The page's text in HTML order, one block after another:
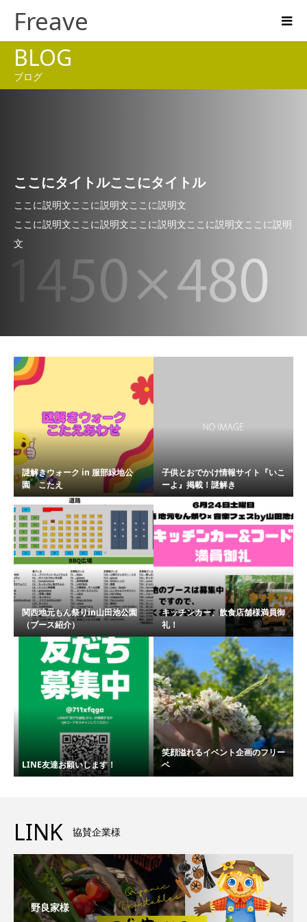
Freave
BLOG
ブログ
ここにタイトルここにタイトル
ここに説明文ここに説明文ここに説明文
ここに説明文ここに説明文ここに説明文ここに説明文ここに説明
文
謎解きウォーク in 服部緑地公
園 こたえ
子供とおでかけ情報サイト『いこ
ーよ』掲載！謎解き
関西地元もん祭りin山田池公園
（ブース紹介）
キッチンカー、飲食店舗様満員御
礼！
LINE友達お願いします！
笑顔溢れるイベント企画のフリー
ベ
LINK 協賛企業様
野良家様